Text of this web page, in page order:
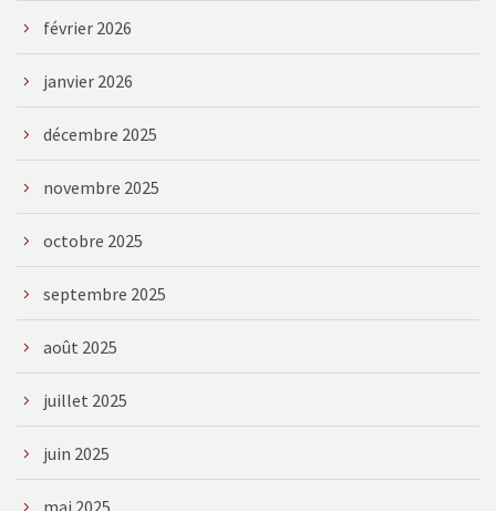
février 2026
janvier 2026
décembre 2025
novembre 2025
octobre 2025
septembre 2025
août 2025
juillet 2025
juin 2025
mai 2025